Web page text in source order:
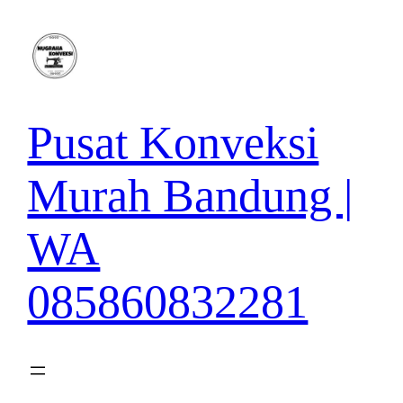
konten
Pusat Konveksi
Murah Bandung |
WA
085860832281